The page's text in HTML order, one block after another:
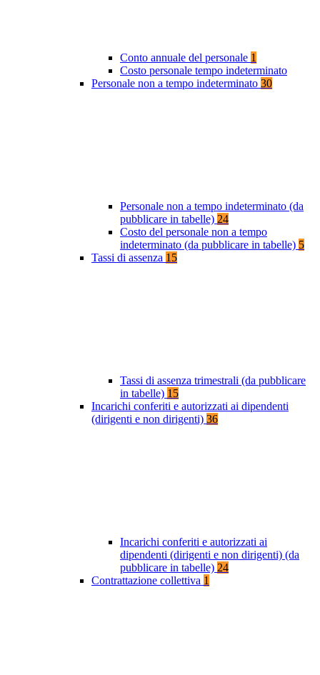
Conto annuale del personale 1
Costo personale tempo indeterminato
Personale non a tempo indeterminato 30
Personale non a tempo indeterminato (da
pubblicare in tabelle) 24
Costo del personale non a tempo
indeterminato (da pubblicare in tabelle) 5
Tassi di assenza 15
Tassi di assenza trimestrali (da pubblicare
in tabelle) 15
Incarichi conferiti e autorizzati ai dipendenti
(dirigenti e non dirigenti) 36
Incarichi conferiti e autorizzati ai
dipendenti (dirigenti e non dirigenti) (da
pubblicare in tabelle) 24
Contrattazione collettiva 1